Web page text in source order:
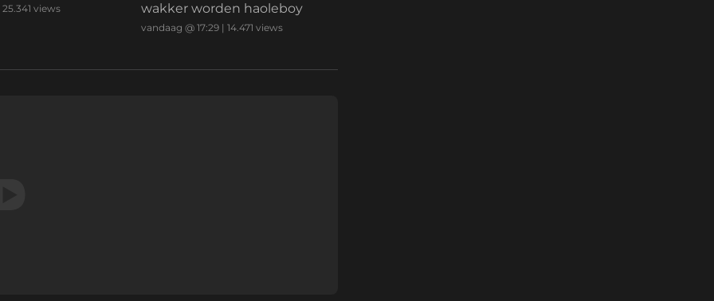
25.341 views
Hawaii
wakker worden haoleboy
vandaag @ 17:29 |14.471 views